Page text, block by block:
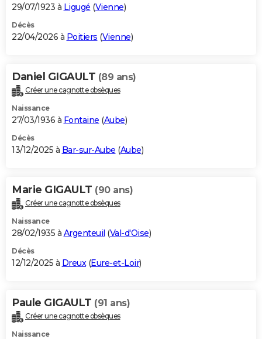
GUIDES D'ACHAT
BONS PLANS
Carte de Noël
Carte Bonne année
Carte Saint-Valentin
Carte Pâques
Carte d'anniversaire
DICTIONNAIRE
Dictionnaire
Biographies
Citations
Expressions
Proverbes
PROGRAMME TV
S'inscrire
Se connecter
Lycées
Collèges
Primaires
Universités
Entreprises
Service militaire
Avis de recherche
AVIS DE DÉCÈS
Bricolage
Lifestyle
Culture
Sport
Auto
Television
Voyage
Cinema
29/07/1923 à Ligugé (Vienne)
Décès
22/04/2026 à Poitiers (Vienne)
Daniel GIGAULT (89 ans)
Créer une cagnotte obsèques
Naissance
27/03/1936 à Fontaine (Aube)
Décès
13/12/2025 à Bar-sur-Aube (Aube)
Marie GIGAULT (90 ans)
Créer une cagnotte obsèques
Naissance
28/02/1935 à Argenteuil (Val-d'Oise)
Décès
12/12/2025 à Dreux(Eure-et-Loir)
Paule GIGAULT (91 ans)
Créer une cagnotte obsèques
Naissance